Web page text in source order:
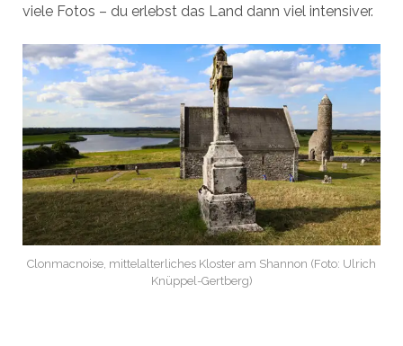
viele Fotos – du erlebst das Land dann viel intensiver.
Clonmacnoise, mittelalterliches Kloster am Shannon (Foto: Ulrich
Knüppel-Gertberg)